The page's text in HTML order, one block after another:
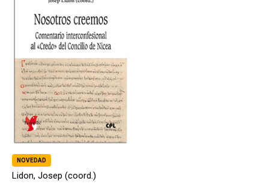
BUSCAR
CAT
ESP
NOVEDAD
Lidon, Josep (coord.)